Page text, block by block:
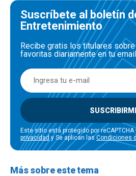
Suscríbete al boletín
Entretenimiento
Recibe gratis los titulares
favoritas diariamente en tu email
Este sitio está protegido por reCAPTCHA
privacidad y Se aplican lasCondiciones
Más sobre este tema